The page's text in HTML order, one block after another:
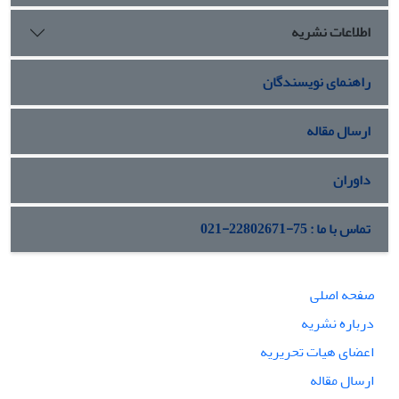
اطلاعات نشریه
راهنمای نویسندگان
ارسال مقاله
داوران
تماس با ما : 75-22802671-021
صفحه اصلی
درباره نشریه
اعضای هیات تحریریه
ارسال مقاله